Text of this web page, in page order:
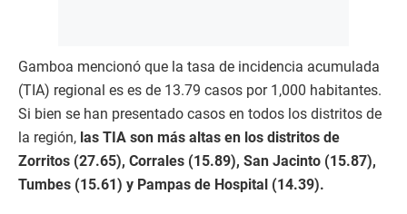
Gamboa mencionó que la tasa de incidencia acumulada
(TIA) regional es es de 13.79 casos por 1,000 habitantes.
Si bien se han presentado casos en todos los distritos de
la región, las TIA son más altas en los distritos de
Zorritos (27.65), Corrales (15.89), San Jacinto (15.87),
Tumbes (15.61) y Pampas de Hospital (14.39).